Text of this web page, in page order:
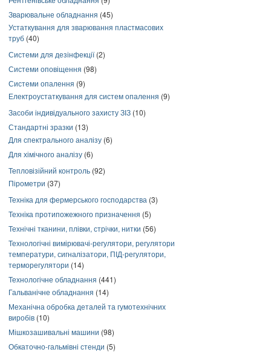
Зварювальне обладнання (45)
Устаткування для зварювання пластмасових
труб (40)
Системи для дезінфекції(2)
Системи оповіщення (98)
Системи опалення (9)
Електроустаткування для систем опалення (9)
Засоби індивідуального захисту ЗІЗ (10)
Стандартні зразки (13)
Для спектрального аналізу (6)
Для хімічного аналізу (6)
Тепловізійний контроль (92)
Пірометри (37)
Техніка для фермерського господарства (3)
Техніка протипожежного призначення (5)
Технічні тканини, плівки, стрічки, нитки (56)
Технологічні вимірювачі-регулятори, регулятори
температури, сигналізатори, ПІД-регулятори,
терморегулятори (14)
Технологічне обладнання (441)
Гальванічне обладнання (14)
Механічна обробка деталей та гумотехнічних
виробів (10)
Мішкозашивальні машини (98)
Обкаточно-гальмівні стенди (5)